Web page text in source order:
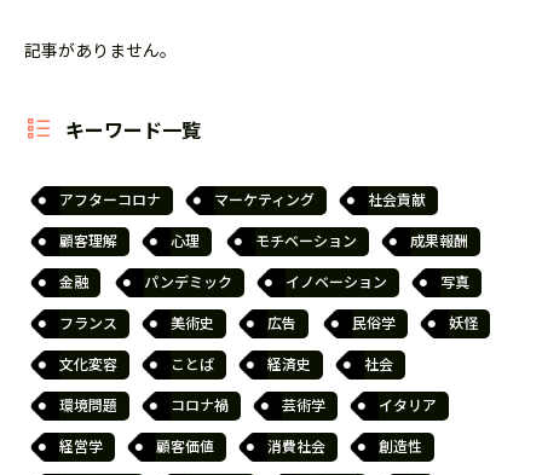
記事がありません。
キーワード一覧
アフターコロナ マーケティング
社会貢献
顧客理解
心理 モチベーション
成果報酬
金融
パンデミック イノベーション
写真
フランス
美術史 広告 民俗学
妖怪
文化変容
ことば 経済史
社会
環境問題
コロナ禍 芸術学
イタリア
経営学
顧客価値 消費社会
創造性